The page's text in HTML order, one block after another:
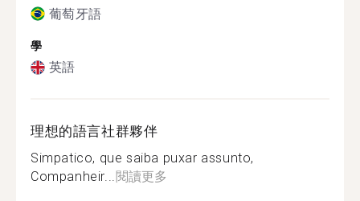
葡萄牙語
學
英語
理想的語言社群夥伴
Simpatico, que saiba puxar assunto,
Companheir...閱讀更多